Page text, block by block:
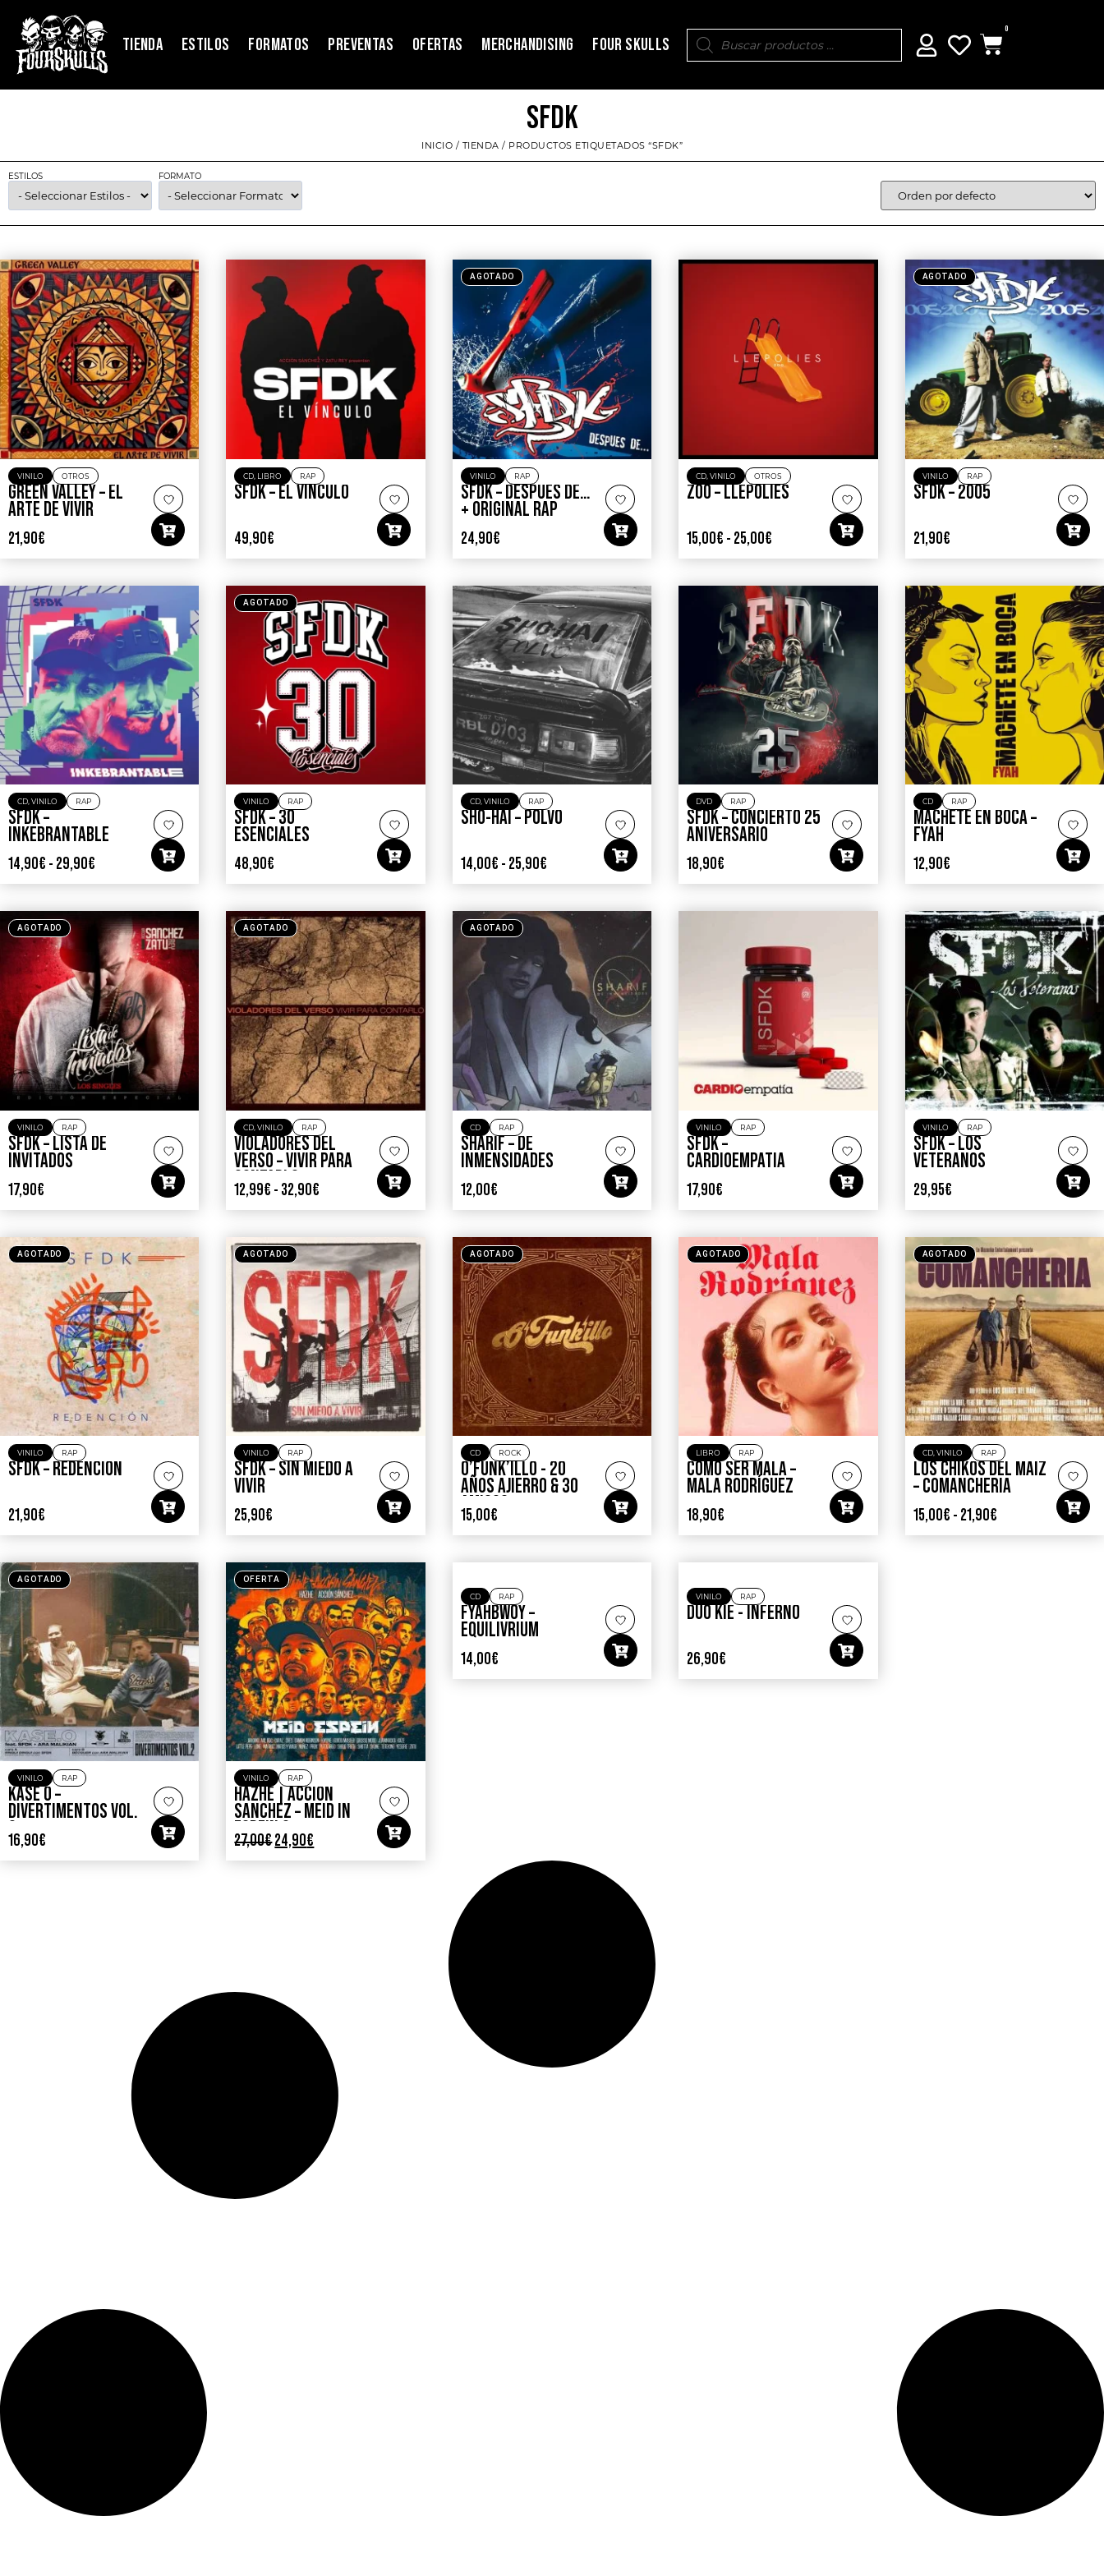
TIENDA ESTILOS FORMATOS PREVENTAS OFERTAS MERCHANDISING FOUR SKULLS
0
SFDK
INICIO / TIENDA / PRODUCTOS ETIQUETADOS “SFDK”
ESTILOS FORMATO
VINILO OTROS
GREEN VALLEY – EL
ARTE DE VIVIR
21,90€
CD, LIBRO RAP
SFDK – EL VÍNCULO
49,90€
AGOTADO
VINILO RAP
SFDK – DESPUES DE…
+ ORIGINAL RAP
24,90€
CD,VINILO OTROS
ZOO – LLEPOLIES
15,00€ - 25,00€
AGOTADO
VINILO RAP
SFDK – 2005
21,90€
CD,VINILO RAP
SFDK –
INKEBRANTABLE
14,90€ - 29,90€
AGOTADO
VINILO RAP
SFDK – 30
ESENCIALES
48,90€
CD,VINILO RAP
SHO-HAI – POLVO
14,00€ - 25,90€
DVD RAP
SFDK – CONCIERTO 25
ANIVERSARIO
18,90€
CD RAP
MACHETE EN BOCA –
FYAH
12,90€
AGOTADO
VINILO RAP
SFDK – LISTA DE
INVITADOS
17,90€
AGOTADO
CD,VINILO RAP
VIOLADORES DEL
VERSO – VIVIR PARA
CONTARLO
12,99€ - 32,90€
AGOTADO
CD RAP
SHARIF – DE
INMENSIDADES
12,00€
VINILO RAP
SFDK –
CARDIOEMPATIA
17,90€
VINILO RAP
SFDK – LOS
VETERANOS
29,95€
AGOTADO
VINILO RAP
SFDK – REDENCIÓN
21,90€
AGOTADO
VINILO RAP
SFDK – SIN MIEDO A
VIVIR
25,90€
AGOTADO
CD ROCK
O’FUNK’ILLO ‎- 20
AÑOS AJIERRO & 30
AMIGOS
EMBRUTESSIO
15,00€
AGOTADO
LIBRO RAP
CÓMO SER MALA –
MALA RODRÍGUEZ
18,90€
AGOTADO
CD, VINILO RAP
LOS CHIKOS DEL MAIZ
– COMANCHERIA
15,00€ - 21,90€
AGOTADO
VINILO RAP
KASE O –
DIVERTIMENTOS VOL.
2
16,90€
OFERTA
VINILO RAP
HAZHE | ACCION
SANCHEZ – MEID IN
ESPEIN 2
27,00€24,90€